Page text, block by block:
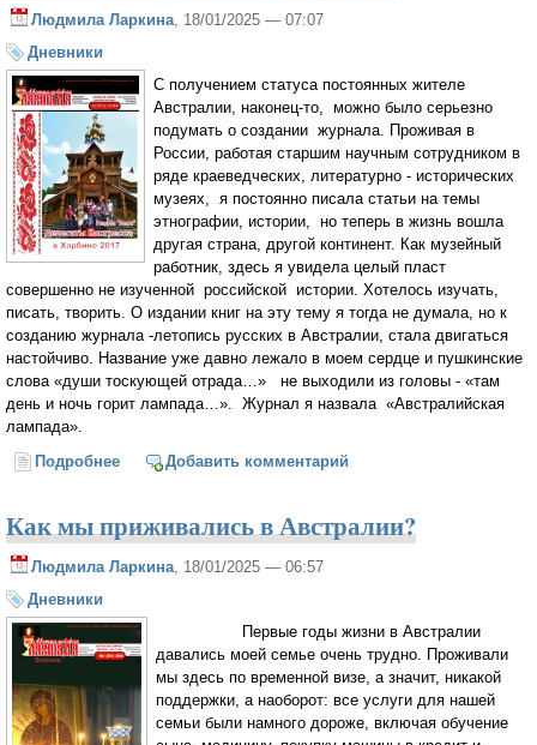
Людмила Ларкина, 18/01/2025 — 07:07
Дневники
С получением статуса постоянных жителе
Австралии, наконец-то, можно было серьезно
подумать о создании журнала. Проживая в
России, работая старшим научным сотрудником в
ряде краеведческих, литературно - исторических
музеях, я постоянно писала статьи на темы
этнографии, истории, но теперь в жизнь вошла
другая страна, другой континент. Как музейный
работник, здесь я увидела целый пласт
совершенно не изученной российской истории. Хотелось изучать,
писать, творить. О издании книг на эту тему я тогда не думала, но к
созданию журнала -летопись русских в Австралии, стала двигаться
настойчиво. Название уже давно лежало в моем сердце и пушкинские
слова «души тоскующей отрада…» не выходили из головы - «там
день и ночь горит лампада…». Журнал я назвала «Австралийская
лампада».
Подробнее о Почему я решила открыть литературно-
Добавить комментарий
Как мы приживались в Австралии?
Людмила Ларкина, 18/01/2025 — 06:57
Дневники
Первые годы жизни в Австралии
давались моей семье очень трудно. Проживали
мы здесь по временной визе, а значит, никакой
поддержки, а наоборот: все услуги для нашей
семьи были намного дороже, включая обучение